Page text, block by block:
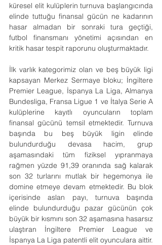
küresel elit kulüplerin turnuva başlangıcında
elinde tuttuğu finansal gücün ne kadarının
hasar almadan bir sonraki tura geçtiği,
futbol finansmanı yönetimi açısından en
kritik hasar tespit raporunu oluşturmaktadır.
İlk varlık kategorimiz olan ve beş büyük ligi
kapsayan Merkez Sermaye bloku; İngiltere
Premier League, İspanya La Liga, Almanya
Bundesliga, Fransa Ligue 1 ve İtalya Serie A
kulüplerine kayıtlı oyuncuların toplam
finansal gücünü temsil etmektedir. Turnuva
başında bu beş büyük ligin elinde
bulundurduğu devasa hacim, grup
aşamasındaki tüm fiziksel yıpranmaya
rağmen yüzde 91,39 oranında sağ kalarak
son 32 turlarını mutlak bir hegemonya ile
domine etmeye devam etmektedir. Bu blok
içerisinde aslan payı, turnuva başında
elinde bulundurduğu pazar gücünün çok
büyük bir kısmını son 32 aşamasına hasarsız
ulaştıran İngiltere Premier League ve
İspanya La Liga patentli elit oyunculara aittir.